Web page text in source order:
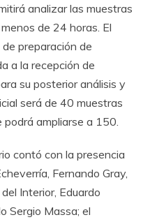
analizar las muestras
de 24 horas. El
preparación de
a la recepción de
su posterior análisis y
será de 40 muestras
podrá ampliarse a 150.
contó con la presencia
Fernando Gray,
Interior, Eduardo
Sergio Massa; el